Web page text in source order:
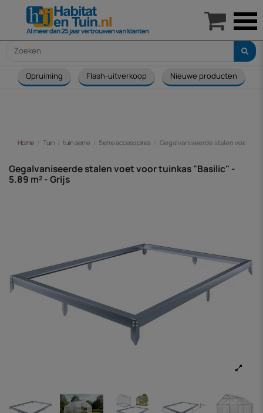
Opruiming Flash-uitverkoop Nieuwe producten
Home Tuin tuin serre Serre accessoires Gegalvaniseerde stalen voet
Gegalvaniseerde stalen voet voor tuinkas "Basilic" -
5.89 m² - Grijs
